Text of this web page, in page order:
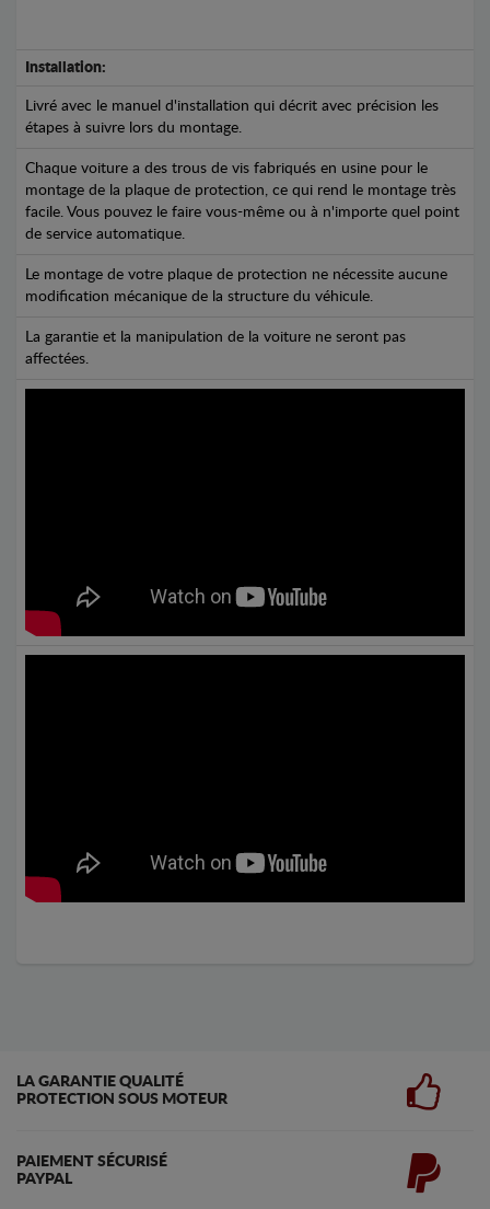
Installation:
Livré avec le manuel d'installation qui décrit avec précision les
étapes à suivre lors du montage.
Chaque voiture a des trous de vis fabriqués en usine pour le
montage de la plaque de protection, ce qui rend le montage très
facile. Vous pouvez le faire vous-même ou à n'importe quel point
de service automatique.
Le montage de votre plaque de protection ne nécessite aucune
modification mécanique de la structure du véhicule.
La garantie et la manipulation de la voiture ne seront pas
affectées.
LA GARANTIE QUALITÉ
PROTECTION SOUS MOTEUR
PAIEMENT SÉCURISÉ
PAYPAL